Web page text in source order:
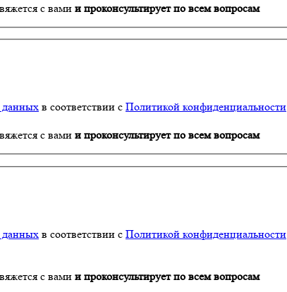
с вами и проконсультирует по всем вопросам
данных в соответствии с Политикой конфиденциальности
с вами и проконсультирует по всем вопросам
данных в соответствии с Политикой конфиденциальности
с вами и проконсультирует по всем вопросам